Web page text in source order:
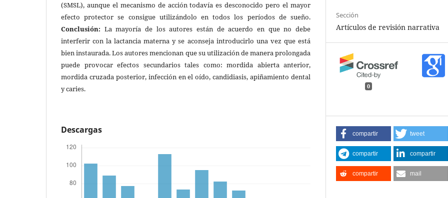
(SMSL), aunque el mecanismo de acción todavía es desconocido pero el mayor
efecto protector se consigue utilizándolo en todos los períodos de sueño.
Conclusión: La mayoría de los autores están de acuerdo en que no debe
interferir con la lactancia materna y se aconseja introducirlo una vez que está
bien instaurada. Los autores mencionan que su utilización de manera prolongada
puede provocar efectos secundarios tales como: mordida abierta anterior,
mordida cruzada posterior, infección en el oído, candidiasis, apiñamiento dental
y caries.
Descargas
Sección
Artículos de revisión narrativa
0
compartir tweet
compartir compartir
compartir mail